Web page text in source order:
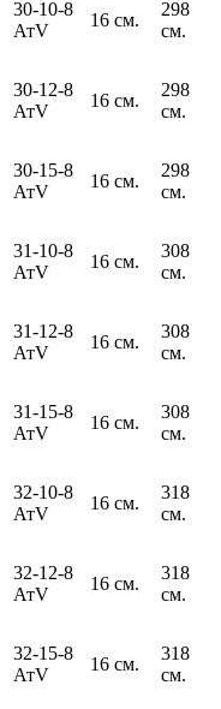
30-10-8
АтV
16 см.
298
см.
30-12-8
АтV
16 см.
298
см.
30-15-8
АтV
16 см.
298
см.
31-10-8
АтV
16 см.
308
см.
31-12-8
АтV
16 см.
308
см.
31-15-8
АтV
16 см.
308
см.
32-10-8
АтV
16 см.
318
см.
32-12-8
АтV
16 см.
318
см.
32-15-8
АтV
16 см.
318
см.